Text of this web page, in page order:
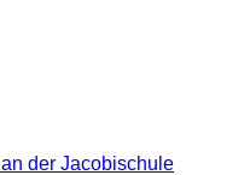
der Jacobischule